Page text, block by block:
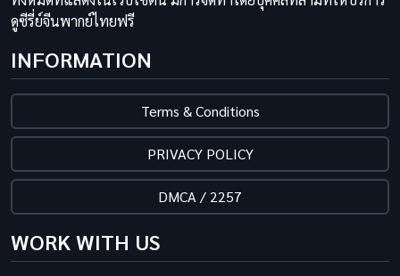
ดูซีรี่ย์จีนพากย์ไทยฟรี
INFORMATION
Terms & Conditions
PRIVACY POLICY
DMCA / 2257
WORK WITH US